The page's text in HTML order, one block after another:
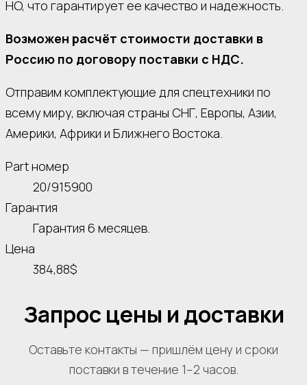
HO, что гарантирует ее качество и надежность.
Возможен расчёт стоимости доставки в
Россию по договору поставки с НДС.
Отправим комплектующие для спецтехники по
всему миру, включая страны СНГ, Европы, Азии,
Америки, Африки и Ближнего Востока.
Part номер
20/915900
Гарантия
Гарантия 6 месяцев.
Цена
384,88$
Запрос цены и доставки
Оставьте контакты — пришлём цену и сроки
поставки в течение 1–2 часов.